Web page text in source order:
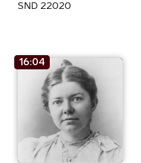
SND 22020
16:04